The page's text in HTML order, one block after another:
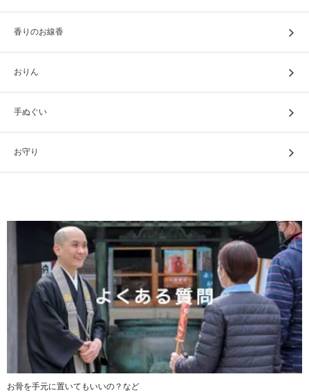
香りのお線香
おりん
手ぬぐい
お守り
お骨を手元に置いてもいいの？など